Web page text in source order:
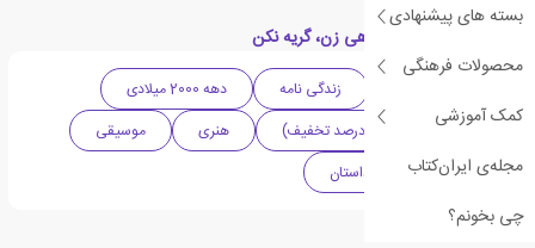
بسته های پیشنهادی
محصولات فرهنگی
کمک آموزشی
مجله‌ی ایران‌کتاب
چی بخونم؟
دسته بندی های کتاب هی زن، گریه نکن
زندگی نامه
دهه 2000 میلادی
جشنواره فروش (30 درصد تخفیف)
هنری
موسیقی
تاریخ هنر
ناداستان